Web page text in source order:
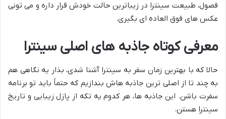
فصول، طبیعت سینترا در زیباترین حالت خودش قرار داره و می تونی
عکس های فوق العاده ای بگیری.
معرفی کوتاه جاذبه های اصلی سینترا
حالا که با بهترین زمان سفر به سینترا آشنا شدی، بذار یه نگاهی هم
به چند تا از اصلی ترین جاذبه هاش بندازیم که حتماً باید تو برنامه
سفرت باشن. این جاذبه ها، هر کدوم یه تکه از پازل زیبایی و تاریخ
سینترا هستن.